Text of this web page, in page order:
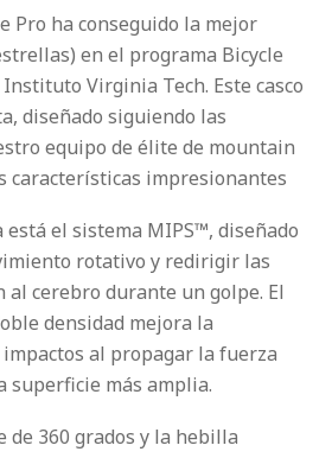
Pro ha conseguido la mejor
en el programa Bicycle
Virginia Tech. Este casco
diseñado siguiendo las
equipo de élite de mountain
características impresionantes
el sistema MIPS™, diseñado
rotativo y redirigir las
al cerebro durante un golpe. El
densidad mejora la
al propagar la fuerza
superficie más amplia.
de 360 grados y la hebilla